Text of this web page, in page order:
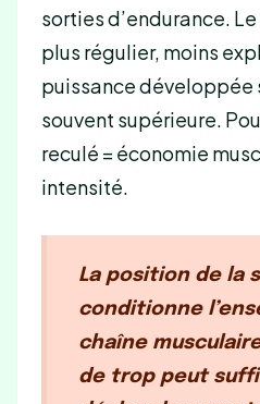
sorties d’endurance.
plus régulier, moins
puissance développée
souvent supérieure.
reculé = économie
intensité.
La position de la
conditionne
chaîne
de trop peut